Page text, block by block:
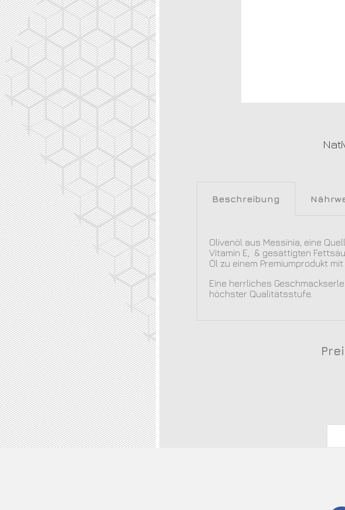
Beschreibung
Olivenöl aus Messinia, eine
Vitamin E, & gesättigten
Öl zu einem Premiumprodukt
Eine herrliches
höchster Qualitätsstufe.